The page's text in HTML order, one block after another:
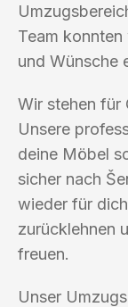
Team
und Wünsche
Wir stehen für
Unsere
deine Möbel
sicher nach
wieder für
zurücklehnen
freuen.
Unser